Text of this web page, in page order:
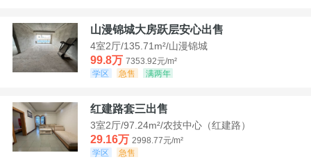
山漫锦城大房跃层安心出售
4室2厅/135.71m²/山漫锦城
99.8万 7353.92元/m²
学区
急售 满两年
红建路套三出售
3室2厅/97.24m²/农技中心（红建路）
29.16万 2998.77元/m²
学区
急售